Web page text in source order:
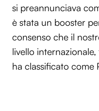
si preannunciava
è stata un booster
consenso che il
livello internazionale,
ha classificato come